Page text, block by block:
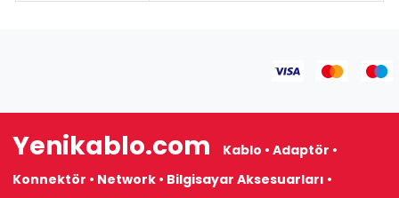
Yenikablo.com
Kablo • Adaptör •
Konnektör • Network • Bilgisayar Aksesuarları •